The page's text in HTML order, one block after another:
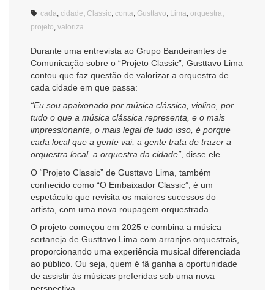
cada cidade Classic conta Gusttavo Lima orquestra
projeto valoriza
Durante uma entrevista ao Grupo Bandeirantes de
Comunicação sobre o “Projeto Classic”, Gusttavo Lima
contou que faz questão de valorizar a orquestra de
cada cidade em que passa:
“Eu sou apaixonado por música clássica, violino, por
tudo o que a música clássica representa, e o mais
impressionante, o mais legal de tudo isso, é porque
cada local que a gente vai, a gente trata de trazer a
orquestra local, a orquestra da cidade” , disse ele.
O “Projeto Classic” de Gusttavo Lima, também
conhecido como “O Embaixador Classic”, é um
espetáculo que revisita os maiores sucessos do
artista, com uma nova roupagem orquestrada.
O projeto começou em 2025 e combina a música
sertaneja de Gusttavo Lima com arranjos orquestrais,
proporcionando uma experiência musical diferenciada
ao público. Ou seja, quem é fã ganha a oportunidade
de assistir às músicas preferidas sob uma nova